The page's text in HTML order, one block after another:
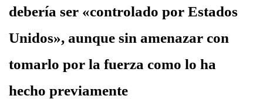
debería ser «controlado por Estados
Unidos», aunque sin amenazar con
tomarlo por la fuerza como lo ha
hecho previamente